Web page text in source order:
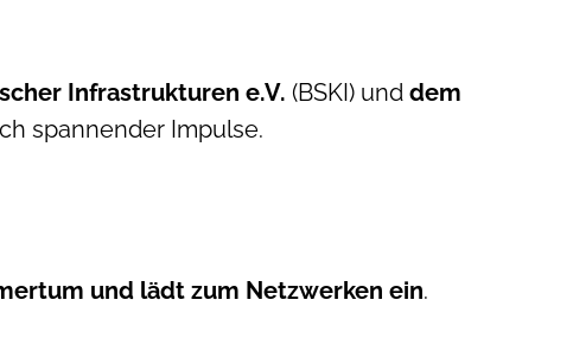
Infrastrukturen e.V. (BSKI) und dem
spannender Impulse.
und lädt zum Netzwerken ein.